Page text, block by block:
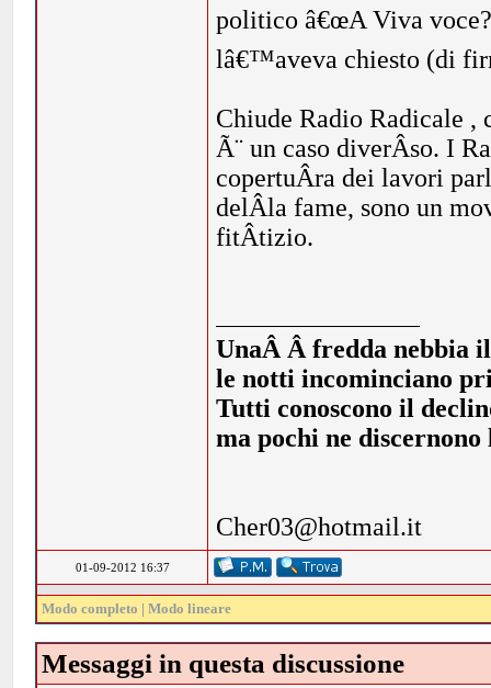
politico â€œA Viva
lâ€™aveva chiesto (di
Chiude Radio Radicale ,
Ã¨ un caso diverÂ­so. I
copertuÂ­ra dei lavori
delÂ­la fame, sono un
fitÂ­tizio.
UnaÂ Â fredda nebbia
le notti incominciano
Tutti conoscono il
ma pochi ne
Cher03@hotmail.it
01-09-2012 16:37
Modo completo |Modo lineare
Messaggi in questa discussione